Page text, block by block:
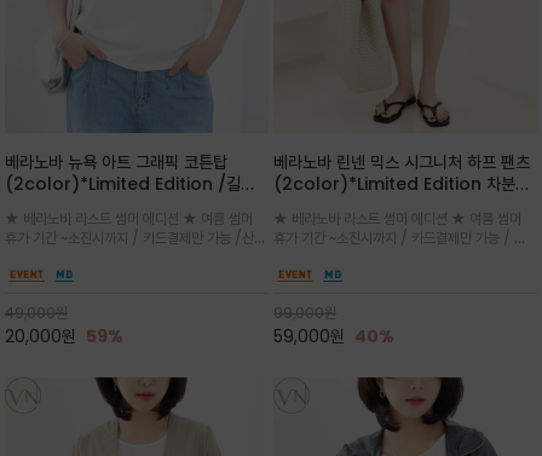
베라노바 뉴욕 아트 그래픽 코튼탑
(2color)*Limited Edition /길어
세요 ^^
★ 베라노바 라스트 썸머 에디션 ★ 여름 썸머
휴가 기간 ~소진시까지 / 카드결제만 가능 /산뜻
레터링과 감각적인 일러스트 프린트가 어우러져
49,000원
20,000원 59%
베라노바 린넨 믹스 시그니처 하프 팬츠
(2color)*Limited Edition 차분한
진 여름의 끝자락까지 멋스럽게 연출하
세요 ^^
★ 베라노바 라스트 썸머 에디션 ★ 여름 썸머
휴가 기간 ~소진시까지 / 카드결제만 가능 / 앞
게 체형을 커버해 우아한 비율을 완성
99,000원
59,000원 40%